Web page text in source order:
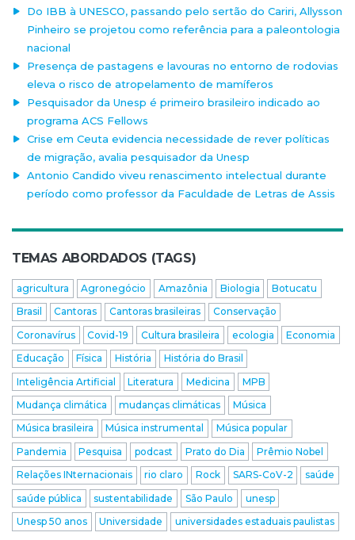
Do IBB à UNESCO, passando pelo sertão do Cariri, Allysson
Pinheiro se projetou como referência para a paleontologia
nacional
Presença de pastagens e lavouras no entorno de rodovias
eleva o risco de atropelamento de mamíferos
Pesquisador da Unesp é primeiro brasileiro indicado ao
programa ACS Fellows
Crise em Ceuta evidencia necessidade de rever políticas
de migração, avalia pesquisador da Unesp
Antonio Candido viveu renascimento intelectual durante
período como professor da Faculdade de Letras de Assis
TEMAS ABORDADOS (TAGS)
agricultura Agronegócio Amazônia Biologia
Botucatu
Brasil
Cantoras Cantoras brasileiras
Conservação
Coronavírus
Covid-19 Cultura brasileira ecologia
Economia
Educação
Física História
História do Brasil
Inteligência Artificial
Literatura Medicina
MPB
Mudança climática
mudanças climáticas
Música
Música brasileira
Música instrumental
Música popular
Pandemia
Pesquisa podcast Prato do Dia
Prêmio Nobel
Relações INternacionais
rio claro Rock SARS-CoV-2
saúde
saúde pública
sustentabilidade São Paulo
unesp
Unesp 50 anos
Universidade universidades estaduais paulistas